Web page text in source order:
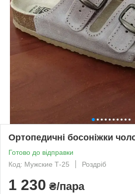
Ортопедичні босоніжки
Готово до відправки
Код: Мужские Т-25
Роздріб
1 230 ₴/пара